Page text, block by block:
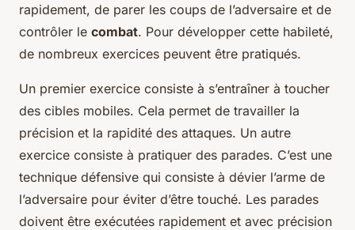
rapidement, de parer les coups de l’adversaire et de
contrôler le combat. Pour développer cette habileté,
de nombreux exercices peuvent être pratiqués.
Un premier exercice consiste à s’entraîner à toucher
des cibles mobiles. Cela permet de travailler la
précision et la rapidité des attaques. Un autre
exercice consiste à pratiquer des parades. C’est une
technique défensive qui consiste à dévier l’arme de
l’adversaire pour éviter d’être touché. Les parades
doivent être exécutées rapidement et avec précision